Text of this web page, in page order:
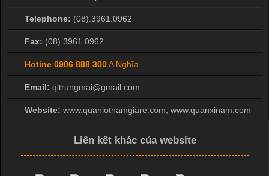
Telephone: (08).3961.0962
Fax: (08).3961.0962
Hotine 0906 888 300A Nghĩa
Email: qltrungmai@gmail.com
Website: www.quanlotnamgiare.com, www.quanxinam.com
Liên kết khác của website